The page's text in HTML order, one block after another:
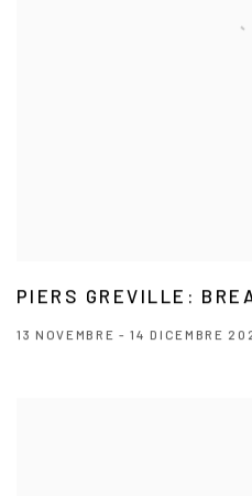
PIERS GREVILLE:
13 NOVEMBRE - 14 DICEMBRE